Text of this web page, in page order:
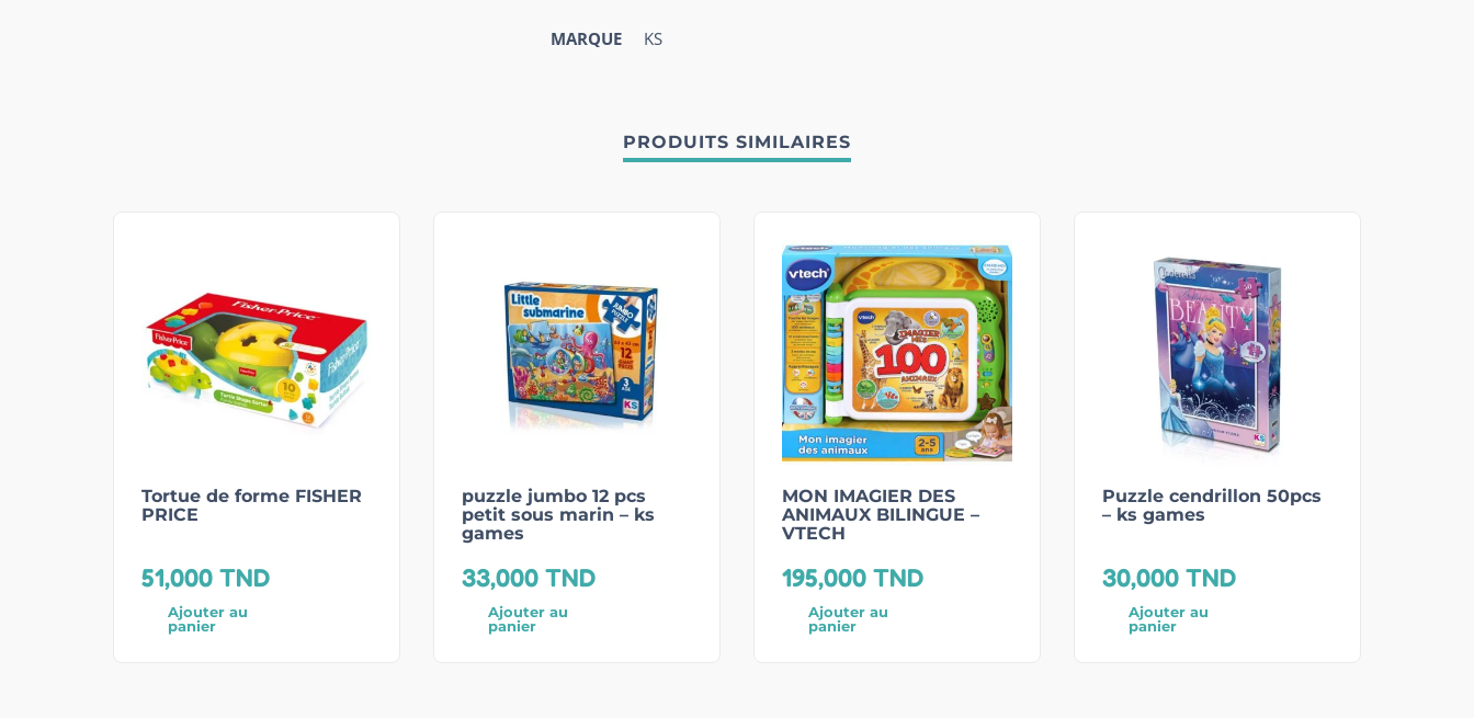
MARQUE KS
PRODUITS SIMILAIRES
Tortue de forme FISHER
PRICE
51,000 TND
Ajouter au
panier
puzzle jumbo 12 pcs
petit sous marin – ks
games
33,000 TND
Ajouter au
panier
MON IMAGIER DES
ANIMAUX BILINGUE –
VTECH
195,000 TND
Ajouter au
panier
Puzzle cendrillon 50pcs
– ks games
30,000 TND
Ajouter au
panier